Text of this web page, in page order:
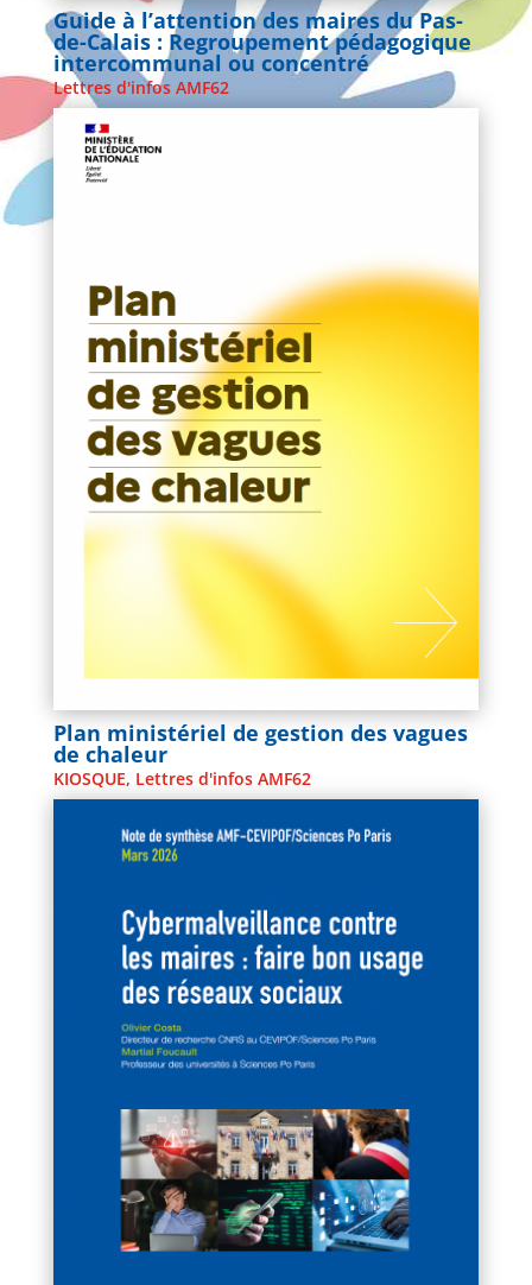
Guide à l’attention des maires du Pas-
de-Calais : Regroupement pédagogique
intercommunal ou concentré
Lettres d'infos AMF62
Plan ministériel de gestion des vagues
de chaleur
KIOSQUE, Lettres d'infos AMF62